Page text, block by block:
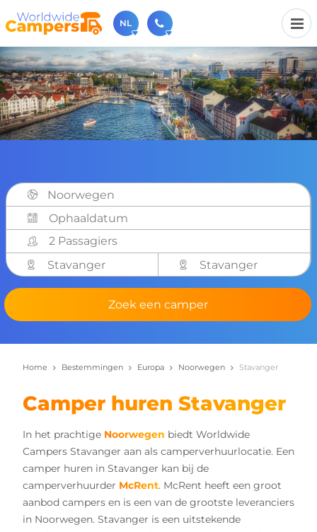
NL
030-6974964
Bel ons gerust (beschikbaar ma t/m vr van 9u tot 17u).
sales@worldwidecampers.com
Je kunt ons natuurlijk ook altijd een mailtje sturen.
Noorwegen
2 Passagiers
Stavanger
Stavanger
Zoek een camper
Home Bestemmingen Europa Noorwegen Stavanger
Camper huren Stavanger
In het prachtige Noorwegen biedt Worldwide
Campers Stavanger aan als camperverhuurlocatie. Een
camper huren in Stavanger kan bij de
camperverhuurder McRent. McRent heeft een groot
aanbod campers en is een van de grootste leveranciers
in Noorwegen. Stavanger is een uitstekende